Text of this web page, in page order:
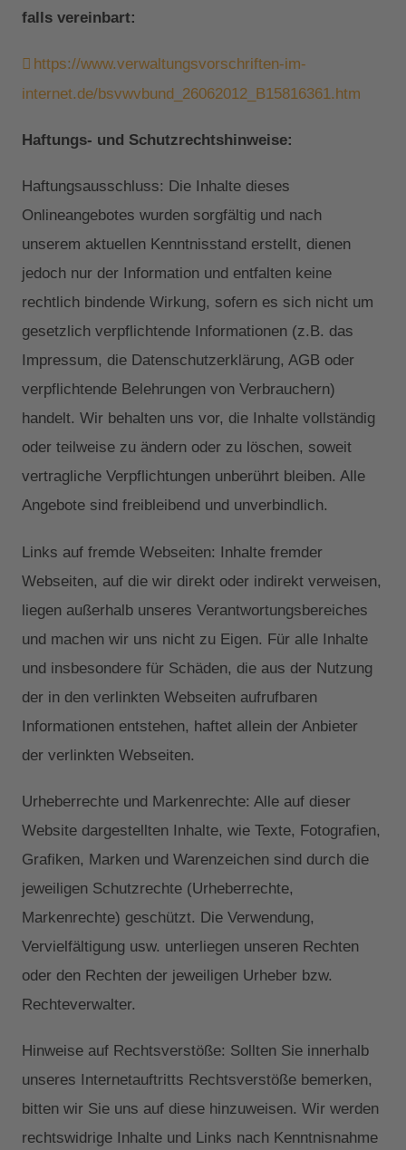
falls vereinbart:
https://www.verwaltungsvorschriften-im-
internet.de/bsvwvbund_26062012_B15816361.htm
Haftungs- und Schutzrechtshinweise:
Haftungsausschluss: Die Inhalte dieses
Onlineangebotes wurden sorgfältig und nach
unserem aktuellen Kenntnisstand erstellt, dienen
jedoch nur der Information und entfalten keine
rechtlich bindende Wirkung, sofern es sich nicht um
gesetzlich verpflichtende Informationen (z.B. das
Impressum, die Datenschutzerklärung, AGB oder
verpflichtende Belehrungen von Verbrauchern)
handelt. Wir behalten uns vor, die Inhalte vollständig
oder teilweise zu ändern oder zu löschen, soweit
vertragliche Verpflichtungen unberührt bleiben. Alle
Angebote sind freibleibend und unverbindlich.
Links auf fremde Webseiten: Inhalte fremder
Webseiten, auf die wir direkt oder indirekt verweisen,
liegen außerhalb unseres Verantwortungsbereiches
und machen wir uns nicht zu Eigen. Für alle Inhalte
und insbesondere für Schäden, die aus der Nutzung
der in den verlinkten Webseiten aufrufbaren
Informationen entstehen, haftet allein der Anbieter
der verlinkten Webseiten.
Urheberrechte und Markenrechte: Alle auf dieser
Website dargestellten Inhalte, wie Texte, Fotografien,
Grafiken, Marken und Warenzeichen sind durch die
jeweiligen Schutzrechte (Urheberrechte,
Markenrechte) geschützt. Die Verwendung,
Vervielfältigung usw. unterliegen unseren Rechten
oder den Rechten der jeweiligen Urheber bzw.
Rechteverwalter.
Hinweise auf Rechtsverstöße: Sollten Sie innerhalb
unseres Internetauftritts Rechtsverstöße bemerken,
bitten wir Sie uns auf diese hinzuweisen. Wir werden
rechtswidrige Inhalte und Links nach Kenntnisnahme